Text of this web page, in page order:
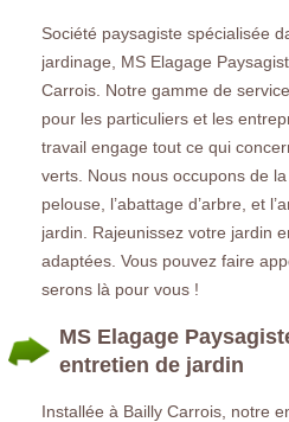
Société paysagiste spécialisée
jardinage, MS Elagage
Carrois. Notre gamme de
pour les particuliers et les
travail engage tout ce qui
verts. Nous nous occupons de
pelouse, l’abattage d’arbre, et
jardin. Rajeunissez votre jardin
adaptées. Vous pouvez faire
serons là pour vous !
MS Elagage
entretien de jardin
Installée à Bailly Carrois, notre